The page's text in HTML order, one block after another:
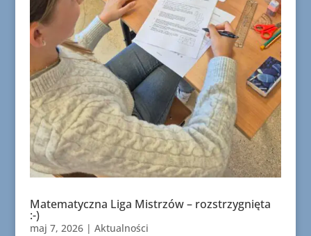
Matematyczna Liga Mistrzów – rozstrzygnięta
:-)
maj 7, 2026| Aktualności